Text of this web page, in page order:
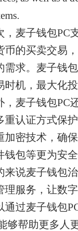
，麦子钱包PC
币的买卖交易
需求。麦子钱
时机，最大化
，麦子钱包PC
重认证方式保
加密技术，确
钱包等更为安
来说麦子钱包
理服务，让数
通过麦子钱包
够帮助更多人